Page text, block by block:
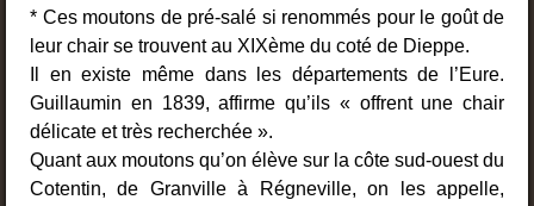
* Ces moutons de pré-salé si renommés pour le goût de
leur chair se trouvent au XIXème du coté de Dieppe.
Il en existe même dans les départements de l’Eure.
Guillaumin en 1839, affirme qu’ils « offrent une chair
délicate et très recherchée ».
Quant aux moutons qu’on élève sur la côte sud-ouest du
Cotentin, de Granville à Régneville, on les appelle,